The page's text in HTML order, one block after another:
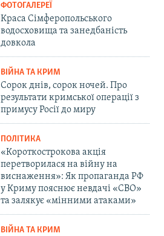
ФОТОГАЛЕРЕЇ
Краса Сімферопольського
водосховища та занедбаність
довкола
ВІЙНА ТА КРИМ
Сорок днів, сорок ночей. Про
результати кримської операції з
примусу Росії до миру
ПОЛІТИКА
«Короткострокова акція
перетворилася на війну на
виснаження»: Як пропаганда РФ
у Криму пояснює невдачі «СВО»
та залякує «мінними атаками»
ВІЙНА ТА КРИМ